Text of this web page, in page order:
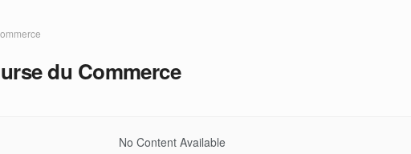
du Commerce
No Content Available